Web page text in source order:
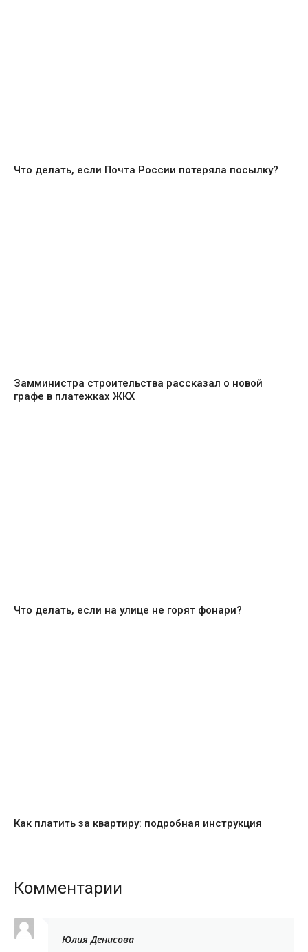
Что делать, если Почта России потеряла посылку?
Замминистра строительства рассказал о новой
графе в платежках ЖКХ
Что делать, если на улице не горят фонари?
Как платить за квартиру: подробная инструкция
Комментарии
Юлия Денисова